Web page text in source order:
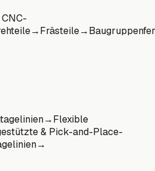
CNC-
→Frästeile→
→Flexible
& Pick-and-Place-
→